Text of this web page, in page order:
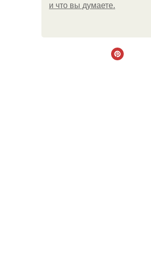
и что вы думаете.